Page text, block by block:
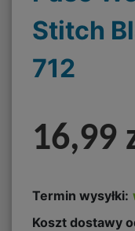
Stitch
712
16,99
Termin wysyłki:
Koszt dostawy